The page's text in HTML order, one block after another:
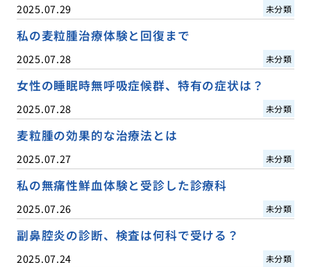
2025.07.29 未分類
私の麦粒腫治療体験と回復まで
2025.07.28 未分類
女性の睡眠時無呼吸症候群、特有の症状は？
2025.07.28 未分類
麦粒腫の効果的な治療法とは
2025.07.27 未分類
私の無痛性鮮血体験と受診した診療科
2025.07.26 未分類
副鼻腔炎の診断、検査は何科で受ける？
2025.07.24 未分類